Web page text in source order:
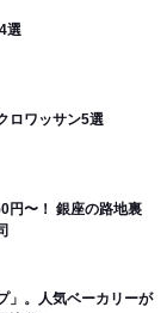
選
ロワッサン5選
円〜！ 銀座の路地裏
」。人気ベーカリーが